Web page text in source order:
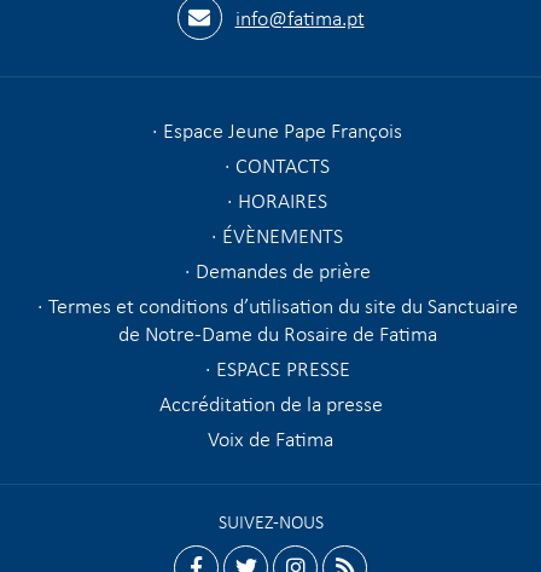
info@fatima.pt
Espace Jeune Pape François
CONTACTS
HORAIRES
ÉVÈNEMENTS
Demandes de prière
Termes et conditions d’utilisation du site du Sanctuaire
de Notre-Dame du Rosaire de Fatima
ESPACE PRESSE
Accréditation de la presse
Voix de Fatima
SUIVEZ-NOUS